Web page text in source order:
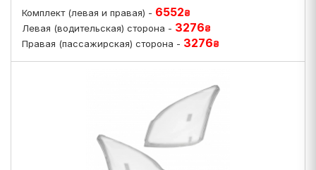
Комплект (левая и правая) - 6552₴
Левая (водительская) сторона - 3276₴
Правая (пассажирская) сторона - 3276₴